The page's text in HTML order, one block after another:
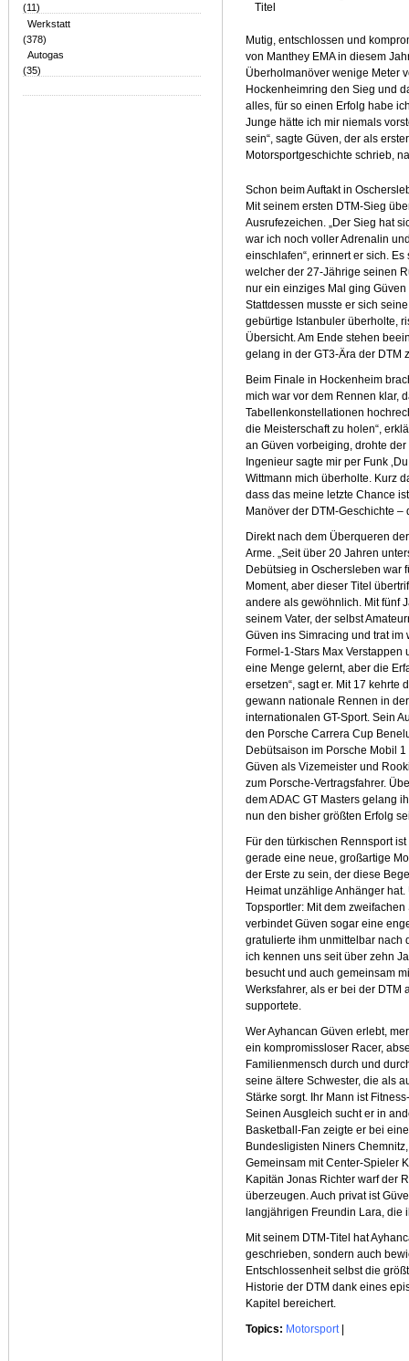
(11)
Werkstatt
(378)
Autogas
(35)
Titel
Mutig, entschlossen und
von Manthey EMA in diesem
Überholmanöver wenige Meter
Hockenheimring den Sieg und
alles, für so einen Erfolg habe
Junge hätte ich mir niemals
sein“, sagte Güven, der als
Motorsportgeschichte schrieb,
Schon beim Auftakt in
Mit seinem ersten DTM-Sieg
Ausrufezeichen. „Der Sieg hat
war ich noch voller Adrenalin
einschlafen“, erinnert er sich.
welcher der 27-Jährige seinen
nur ein einziges Mal ging
Stattdessen musste er sich
gebürtige Istanbuler überholte,
Übersicht. Am Ende stehen
gelang in der GT3-Ära der DTM
Beim Finale in Hockenheim
mich war vor dem Rennen klar,
Tabellenkonstellationen
die Meisterschaft zu holen“,
an Güven vorbeiging, drohte
Ingenieur sagte mir per Funk
Wittmann mich überholte. Kurz
dass das meine letzte Chance
Manöver der DTM-Geschichte
Direkt nach dem Überqueren
Arme. „Seit über 20 Jahren
Debütsieg in Oschersleben war
Moment, aber dieser Titel
andere als gewöhnlich. Mit fünf
seinem Vater, der selbst
Güven ins Simracing und trat
Formel-1-Stars Max
eine Menge gelernt, aber die
ersetzen“, sagt er. Mit 17 kehrte
gewann nationale Rennen in
internationalen GT-Sport. Sein
den Porsche Carrera Cup
Debütsaison im Porsche Mobil
Güven als Vizemeister und
zum Porsche-Vertragsfahrer.
dem ADAC GT Masters gelang
nun den bisher größten Erfolg
Für den türkischen Rennsport
gerade eine neue, großartige
der Erste zu sein, der diese
Heimat unzählige Anhänger
Topsportler: Mit dem
verbindet Güven sogar eine
gratulierte ihm unmittelbar nach
ich kennen uns seit über zehn
besucht und auch gemeinsam
Werksfahrer, als er bei der
supportete.
Wer Ayhancan Güven erlebt,
ein kompromissloser Racer,
Familienmensch durch und
seine ältere Schwester, die als
Stärke sorgt. Ihr Mann ist
Seinen Ausgleich sucht er in
Basketball-Fan zeigte er bei
Bundesligisten Niners
Gemeinsam mit Center-Spieler
Kapitän Jonas Richter warf der
überzeugen. Auch privat ist
langjährigen Freundin Lara, die
Mit seinem DTM-Titel hat
geschrieben, sondern auch
Entschlossenheit selbst die
Historie der DTM dank eines
Kapitel bereichert.
Topics: Motorsport|